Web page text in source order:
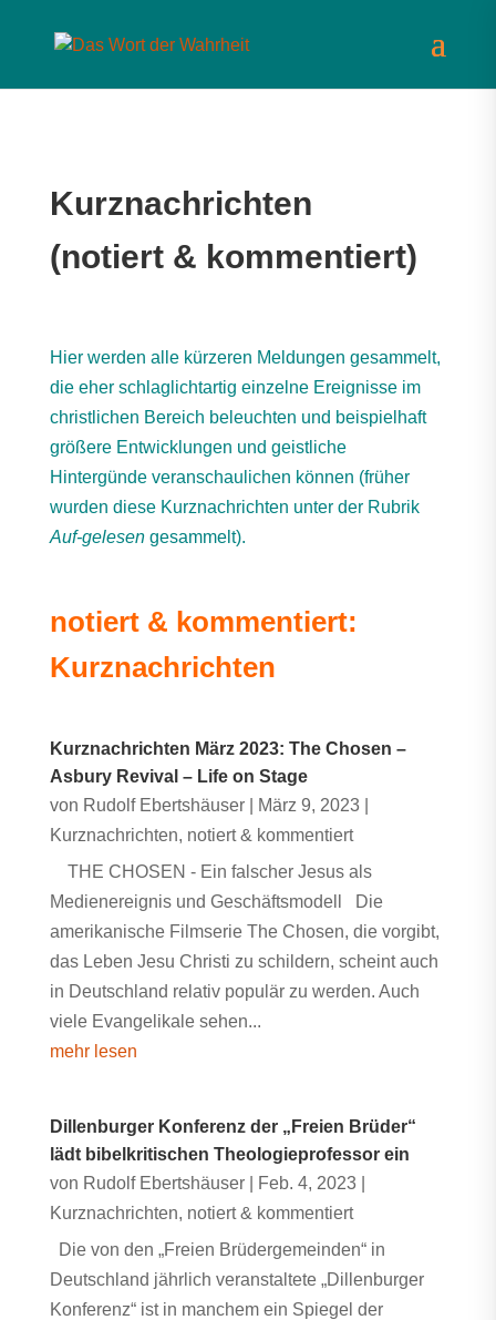
Kurznachrichten
(notiert & kommentiert)
Hier werden alle kürzeren Meldungen gesammelt,
die eher schlaglichtartig einzelne Ereignisse im
christlichen Bereich beleuchten und beispielhaft
größere Entwicklungen und geistliche
Hintergünde veranschaulichen können (früher
wurden diese Kurznachrichten unter der Rubrik
Auf-gelesengesammelt).
notiert & kommentiert:
Kurznachrichten
Kurznachrichten März 2023: The Chosen –
Asbury Revival – Life on Stage
von Rudolf Ebertshäuser| März 9, 2023|
Kurznachrichten, notiert & kommentiert
THE CHOSEN - Ein falscher Jesus als
Medienereignis und Geschäftsmodell Die
amerikanische Filmserie The Chosen, die vorgibt,
das Leben Jesu Christi zu schildern, scheint auch
in Deutschland relativ populär zu werden. Auch
viele Evangelikale sehen...
mehr lesen
Dillenburger Konferenz der „Freien Brüder“
lädt bibelkritischen Theologieprofessor ein
von Rudolf Ebertshäuser| Feb. 4, 2023|
Kurznachrichten, notiert & kommentiert
Die von den „Freien Brüdergemeinden“ in
Deutschland jährlich veranstaltete „Dillenburger
Konferenz“ ist in manchem ein Spiegel der